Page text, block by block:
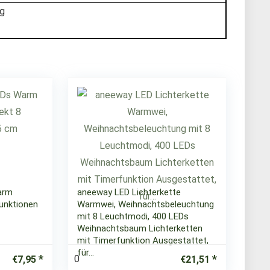
€7,95
aneeway LED Lichterkette
Warmwei, Weihnachtsbeleuchtung
mit 8 Leuchtmodi, 400 LEDs
Weihnachtsbaum Lichterketten
mit Timerfunktion Ausgestattet,
für…
0 €21,51